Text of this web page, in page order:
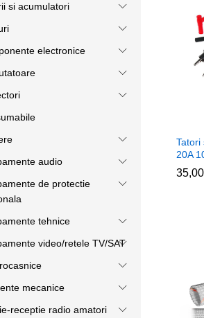
Tatori
20A
35,00
35,00
si acumulatori
electronice
audio
de protectie
tehnice
video/retele TV/SAT
mecanice
receptie radio amatori